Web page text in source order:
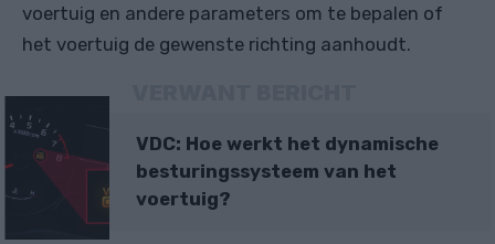
voertuig en andere parameters om te bepalen of
het voertuig de gewenste richting aanhoudt.
VDC: Hoe werkt het dynamische
besturingssysteem van het
voertuig?